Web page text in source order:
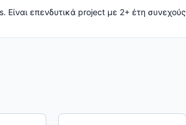
Είναι επενδυτικά project με 2+ έτη συνεχούς